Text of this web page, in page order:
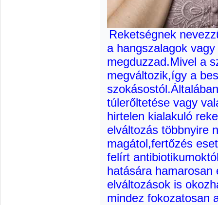
Reketségnek
a hangszalagok
megduzzad.Mivel a
megváltozik,így a
túlerőltetése vagy
hirtelen kialakuló
elváltozás többnyire
magátol,fertőzés
felírt
hatására hamarosan
elváltozások is
mindez fokozatosan